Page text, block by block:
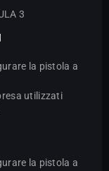
3
la pistola a
utilizzati
la pistola a